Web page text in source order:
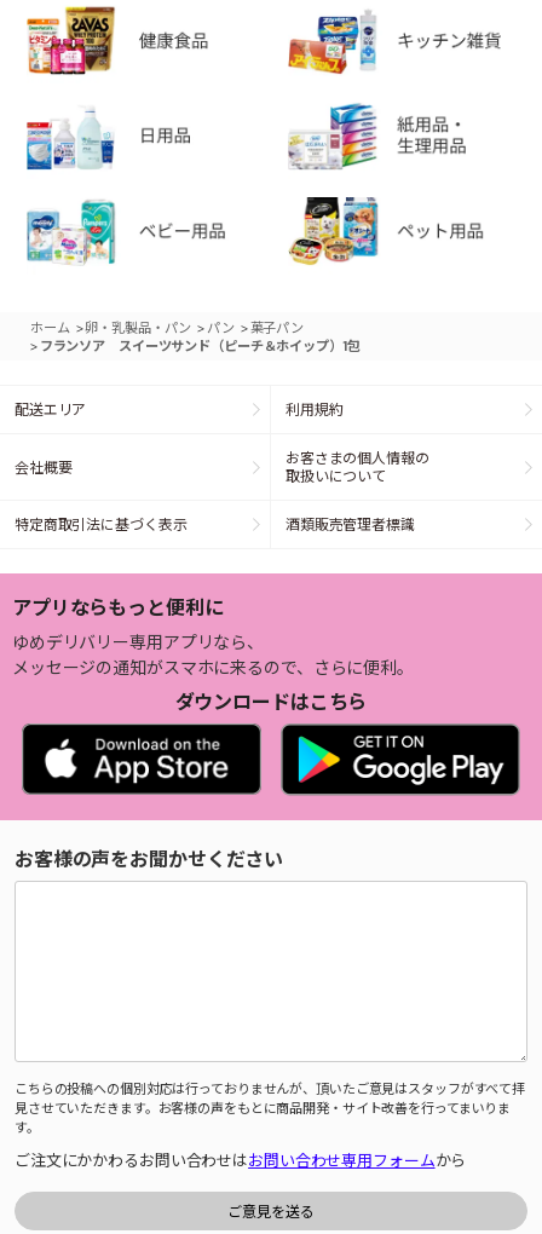
ホーム >卵・乳製品・パン > パン >菓子パン
> フランソア スイーツサンド（ピーチ＆ホイップ）1包
配送エリア 利用規約
会社概要
お客さまの個人情報の
取扱いについて
特定商取引法に基づく表示 酒類販売管理者標識
アプリならもっと便利に
ゆめデリバリー専用アプリなら、
メッセージの通知がスマホに来るので、さらに便利。
ダウンロードはこちら
お客様の声をお聞かせください
こちらの投稿への個別対応は行っておりませんが、頂いたご意見はスタッフがすべて拝
見させていただきます。お客様の声をもとに商品開発・サイト改善を行ってまいりま
す。
ご注文にかかわるお問い合わせはお問い合わせ専用フォームから